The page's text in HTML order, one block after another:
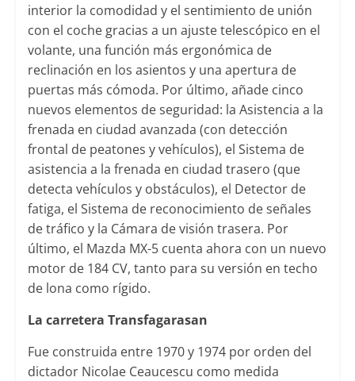
interior la comodidad y el sentimiento de unión
con el coche gracias a un ajuste telescópico en el
volante, una función más ergonómica de
reclinación en los asientos y una apertura de
puertas más cómoda. Por último, añade cinco
nuevos elementos de seguridad: la Asistencia a la
frenada en ciudad avanzada (con detección
frontal de peatones y vehículos), el Sistema de
asistencia a la frenada en ciudad trasero (que
detecta vehículos y obstáculos), el Detector de
fatiga, el Sistema de reconocimiento de señales
de tráfico y la Cámara de visión trasera. Por
último, el Mazda MX-5 cuenta ahora con un nuevo
motor de 184 CV, tanto para su versión en techo
de lona como rígido.
La carretera Transfagarasan
Fue construida entre 1970 y 1974 por orden del
dictador Nicolae Ceaucescu como medida